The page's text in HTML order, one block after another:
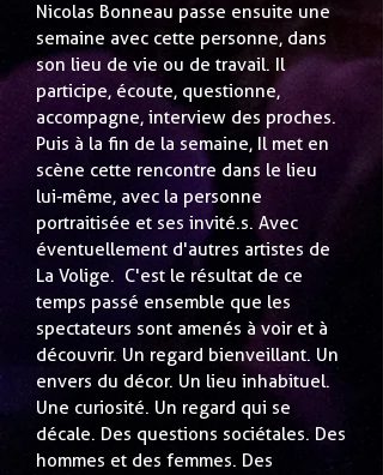
Nicolas Bonneau passe ensuite une
semaine avec cette personne, dans
son lieu de vie ou de travail. Il
participe, écoute, questionne,
accompagne, interview des proches.
Puis à la fin de la semaine, Il met en
scène cette rencontre dans le lieu
lui-même, avec la personne
portraitisée et ses invité.s. Avec
éventuellement d'autres artistes de
La Volige. C'est le résultat de ce
temps passé ensemble que les
spectateurs sont amenés à voir et à
découvrir. Un regard bienveillant. Un
envers du décor. Un lieu inhabituel.
Une curiosité. Un regard qui se
décale. Des questions sociétales. Des
hommes et des femmes. Des